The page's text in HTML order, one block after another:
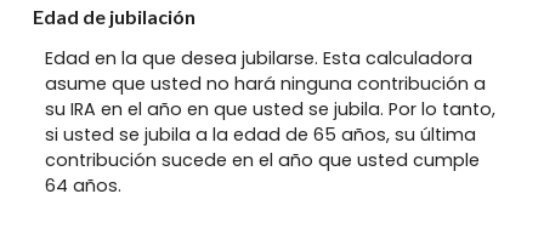
Edad de jubilación
Edad en la que desea jubilarse. Esta calculadora
asume que usted no hará ninguna contribución a
su IRA en el año en que usted se jubila. Por lo tanto,
si usted se jubila a la edad de 65 años, su última
contribución sucede en el año que usted cumple
64 años.